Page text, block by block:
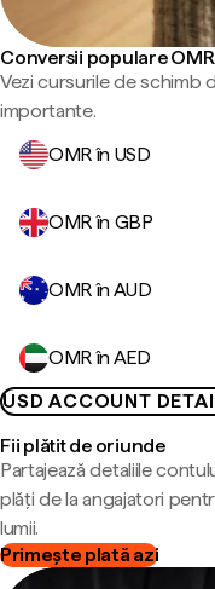
Conversii populare OMR
Vezi cursurile de schimb
importante.
OMR în USD
OMR în GBP
OMR în AUD
OMR în AED
USD ACCOUNT
Fii plătit de oriunde
Partajează detaliile
plăți de la angajatori
lumii.
Primește plată azi